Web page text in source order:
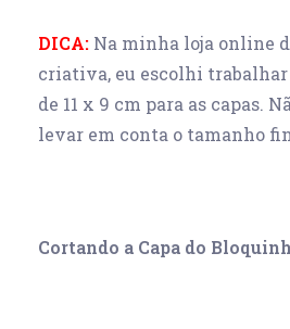
DICA: Na minha loja online
criativa, eu escolhi
de 11 x 9 cm para as capas.
levar em conta o tamanho
Cortando a Capa do